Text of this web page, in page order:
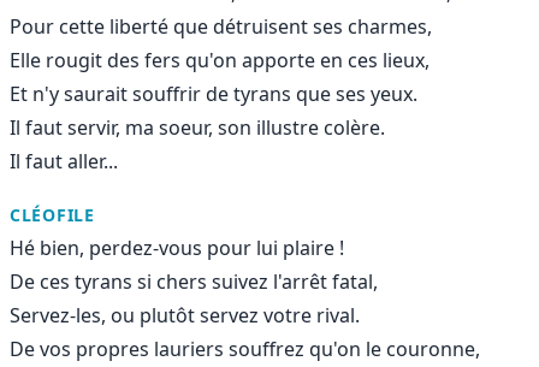
Pour cette liberté que détruisent ses charmes,
Elle rougit des fers qu'on apporte en ces lieux,
Et n'y saurait souffrir de tyrans que ses yeux.
Il faut servir, ma soeur, son illustre colère.
Il faut aller...
CLÉOFILE
Hé bien, perdez-vous pour lui plaire !
De ces tyrans si chers suivez l'arrêt fatal,
Servez-les, ou plutôt servez votre rival.
De vos propres lauriers souffrez qu'on le couronne,